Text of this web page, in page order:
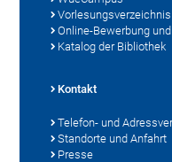
Vorlesungsverzeichnis
Online-Bewerbung
Katalog der Bibliothek
Kontakt
Telefon- und
Standorte und Anfahrt
Presse